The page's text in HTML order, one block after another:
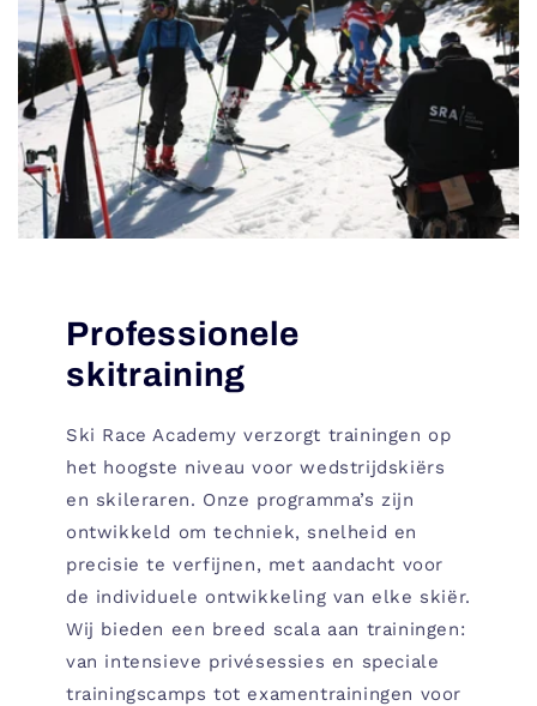
Professionele
skitraining
Ski Race Academy verzorgt trainingen op
het hoogste niveau voor wedstrijdskiërs
en skileraren. Onze programma’s zijn
ontwikkeld om techniek, snelheid en
precisie te verfijnen, met aandacht voor
de individuele ontwikkeling van elke skiër.
Wij bieden een breed scala aan trainingen:
van intensieve privésessies en speciale
trainingscamps tot examentrainingen voor